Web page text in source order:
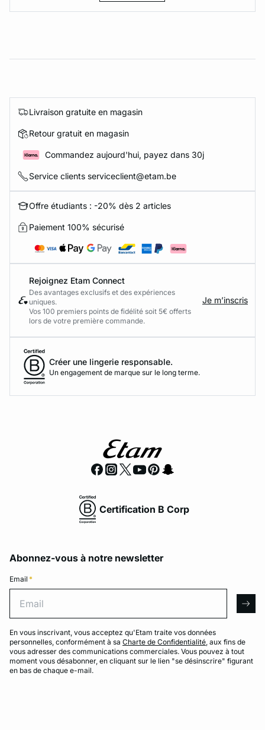
Livraison gratuite en magasin
Retour gratuit en magasin
Commandez aujourd'hui, payez dans 30j
Service clients serviceclient@etam.be
Offre étudiants : -20% dès 2 articles
Paiement 100% sécurisé
Rejoignez Etam Connect
Des avantages exclusifs et des expériences
uniques.
Vos 100 premiers points de fidélité soit 5€ offerts
lors de votre première commande.​
Je m’inscris
Créer une lingerie responsable.
Un engagement de marque sur le long terme.
Certification B Corp
Abonnez-vous à notre newsletter
Email *
En vous inscrivant, vous acceptez qu'Etam traite vos données
personnelles, conformément à sa Charte de Confidentialité, aux fins de
vous adresser des communications commerciales. Vous pouvez à tout
moment vous désabonner, en cliquant sur le lien "se désinscrire" figurant
en bas de chaque e-mail.